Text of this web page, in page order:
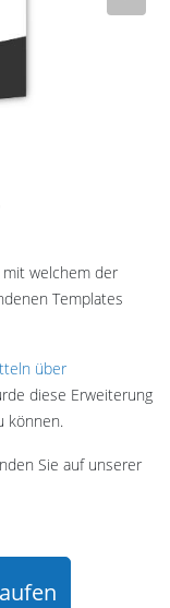
mit welchem der
Templates
über
diese Erweiterung
können.
Sie auf unserer